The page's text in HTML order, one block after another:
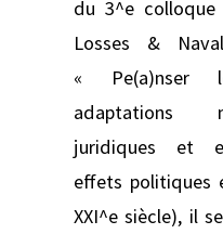
du 3^e colloque
Losses &
« Pe(a)nser
adaptations
juridiques et
effets politiques
XXI^e siècle), il